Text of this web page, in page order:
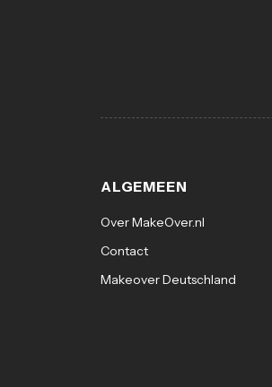
ALGEMEEN
Over MakeOver.nl
Contact
Makeover Deutschland